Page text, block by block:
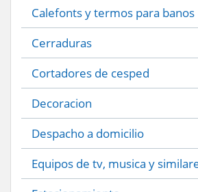
Calefonts y termos para banos
Cerraduras
Cortadores de cesped
Decoracion
Despacho a domicilio
Equipos de tv, musica y